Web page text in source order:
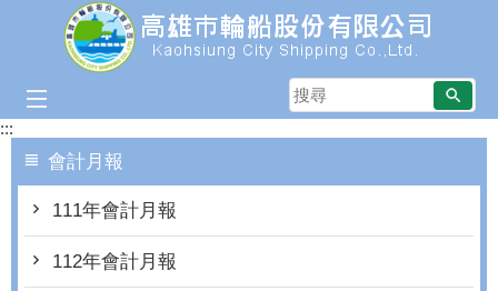
跳到主要內容區塊
搜
尋
:::
會計月報
111年會計月報
112年會計月報